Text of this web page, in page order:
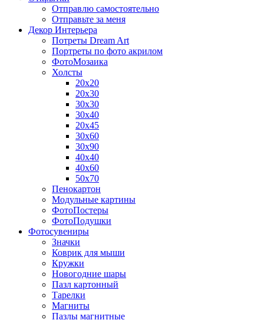
Отправлю самостоятельно
Отправьте за меня
Декор Интерьера
Потреты Dream Art
Портреты по фото акрилом
ФотоМозаика
Холсты
20х20
20х30
30х30
30х40
20х45
30х60
30х90
40х40
40х60
50х70
Пенокартон
Модульные картины
ФотоПостеры
ФотоПодушки
Фотоcувениры
Значки
Коврик для мыши
Кружки
Новогодние шары
Пазл картонный
Тарелки
Магниты
Пазлы магнитные